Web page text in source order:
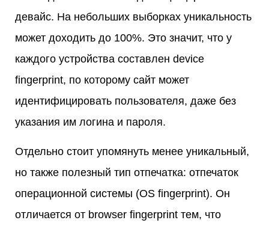
девайс. На небольших выборках уникальность
может доходить до 100%. Это значит, что у
каждого устройства составлен device
fingerprint, по которому сайт может
идентифицировать пользователя, даже без
указания им логина и пароля.
Отдельно стоит упомянуть менее уникальный,
но также полезный тип отпечатка: отпечаток
операционной системы (OS fingerprint). Он
отличается от browser fingerprint тем, что